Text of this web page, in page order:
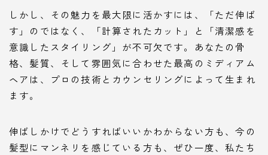
しかし、その魅力を最大限に活かすには、「ただ伸ば
す」のではなく、「計算されたカット」と「清潔感を
意識したスタイリング」が不可欠です。あなたの骨
格、髪質、そして雰囲気に合わせた最高のミディアム
ヘアは、プロの技術とカウンセリングによって生まれ
ます。
伸ばしかけでどうすればいいかわからない方も、今の
髪型にマンネリを感じている方も、ぜひ一度、私たち